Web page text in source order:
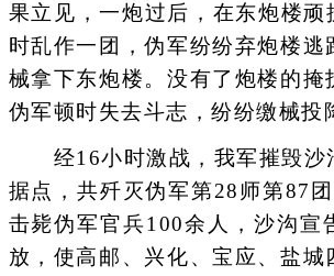
果立见，一炮过后，在东炮楼顽
时乱作一团，伪军纷纷弃炮楼逃
械拿下东炮楼。没有了炮楼的掩
伪军顿时失去斗志，纷纷缴械投
经16小时激战，我军摧毁沙
据点，共歼灭伪军第28师第87
击毙伪军官兵100余人，沙沟宣
放，使高邮、兴化、宝应、盐城